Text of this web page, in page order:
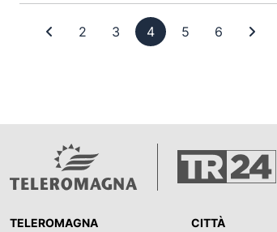
Prima pagina
2 Pagina 2
3 Pagina 3
4 Pagina 4
5 Pagina 5
6 Pagina 6
TELEROMAGNA CITTÀ